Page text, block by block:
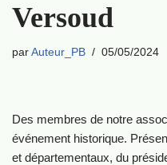
Versoud
par Auteur_PB 05/05/2024
Des membres de notre
événement historique.
et départementaux, du